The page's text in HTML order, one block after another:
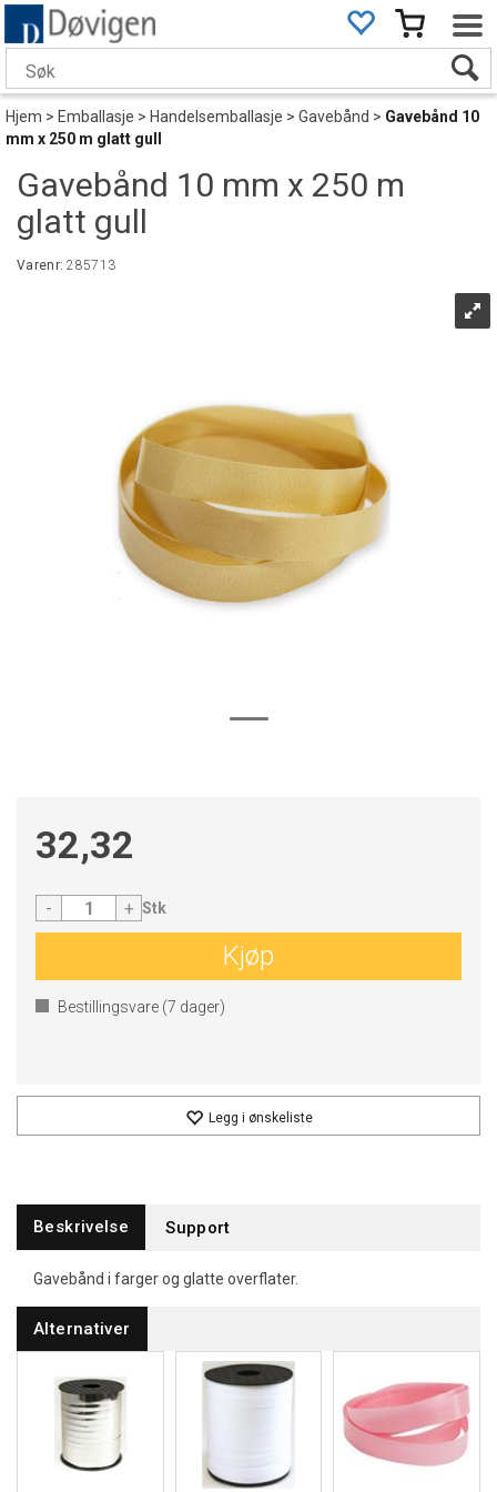
Hjem>Emballasje>Handelsemballasje>Gavebånd>Gavebånd 10
mm x 250 m glatt gull
Gavebånd 10 mm x 250 m
glatt gull
Varenr:285713
32,32
- + Stk
Kjøp
Bestillingsvare (7 dager)
Legg i ønskeliste
Beskrivelse Support
Gavebånd i farger og glatte overflater.
Alternativer